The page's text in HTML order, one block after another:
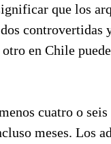
que los
controvertidas
en Chile
cuatro o
meses. Los